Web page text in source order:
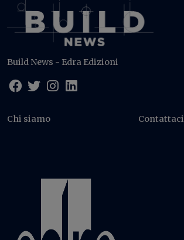
Build News - Edra Edizioni
Chi siamo Contattaci